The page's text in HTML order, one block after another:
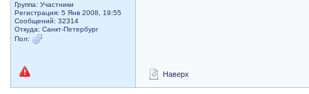
Группа: Участники
Регистрация: 5 Янв 2008, 19:55
Сообщений: 32314
Откуда: Санкт-Петербург
Пол:
Наверх